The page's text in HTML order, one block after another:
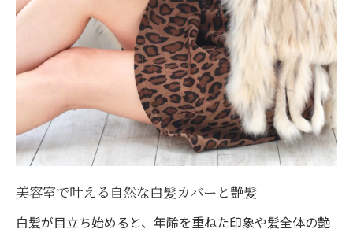
美容室で叶える自然な白髪カバーと艶髪
白髪が目立ち始めると、年齢を重ねた印象や髪全体の艶